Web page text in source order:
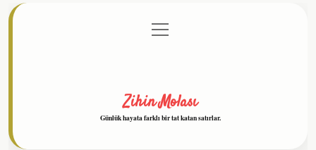
Gizlilik Politikası
menüyü
aç
Zihin Molası
Günlük hayata farklı bir tat katan satırlar.